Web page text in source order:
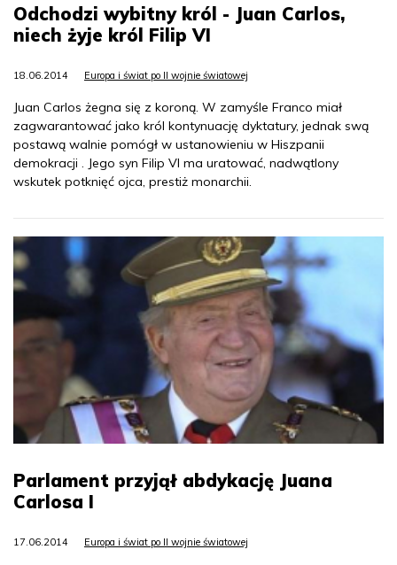
Odchodzi wybitny król - Juan Carlos,
niech żyje król Filip VI
18.06.2014 Europa i świat po II wojnie światowej
Juan Carlos żegna się z koroną. W zamyśle Franco miał
zagwarantować jako król kontynuację dyktatury, jednak swą
postawą walnie pomógł w ustanowieniu w Hiszpanii
demokracji . Jego syn Filip VI ma uratować, nadwątlony
wskutek potknięć ojca, prestiż monarchii.
Parlament przyjął abdykację Juana
Carlosa I
17.06.2014 Europa i świat po II wojnie światowej